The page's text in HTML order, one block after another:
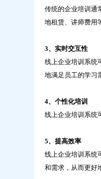
传统的企业培训通
地租赁、讲师费用
3、实时交互性
线上企业培训系统
地满足员工的学习
4、个性化培训
线上企业培训系统
5、提高效率
线上企业培训系统
和需求，从而更好